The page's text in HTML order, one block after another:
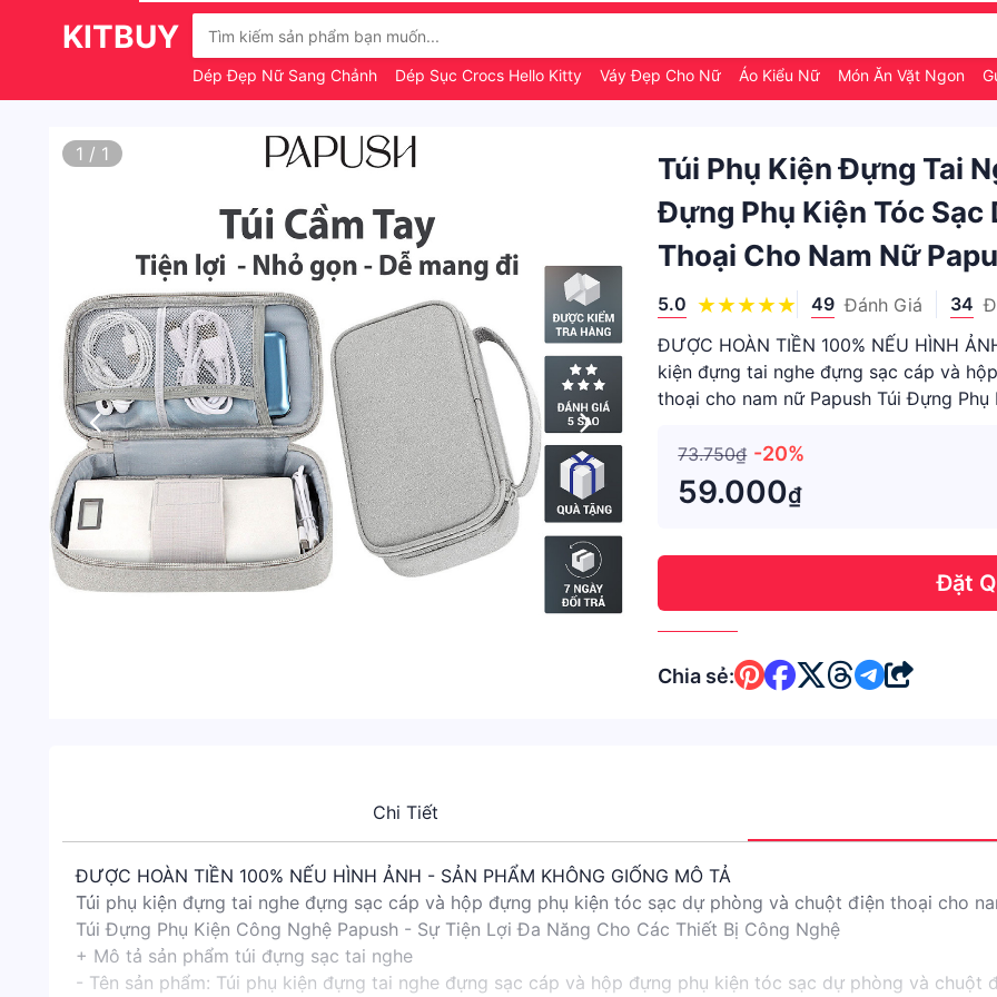
KITBUY
Dép Đẹp Nữ Sang Chảnh Dép Sục Crocs Hello Kitty Váy Đẹp Cho Nữ Áo Kiểu Nữ Món Ăn Vặt Ngon
1 / 1
Túi Phụ Kiện Đựng Tai
Đựng Phụ Kiện Tóc
Thoại Cho Nam Nữ
5.0 49 Đánh Giá 34
ĐƯỢC HOÀN TIỀN 100% NẾU HÌNH
kiện đựng tai nghe đựng sạc cáp và
thoại cho nam nữ Papush Túi Đựng
73.750₫ -20%
59.000₫
Đặt
Chia sẻ:
Chi Tiết
ĐƯỢC HOÀN TIỀN 100% NẾU HÌNH ẢNH - SẢN PHẨM KHÔNG GIỐNG MÔ TẢ
Túi phụ kiện đựng tai nghe đựng sạc cáp và hộp đựng phụ kiện tóc sạc dự phòng và chuột điện thoại cho
Túi Đựng Phụ Kiện Công Nghệ Papush - Sự Tiện Lợi Đa Năng Cho Các Thiết Bị Công Nghệ
+ Mô tả sản phẩm túi đựng sạc tai nghe
- Tên sản phẩm: Túi phụ kiện đựng tai nghe đựng sạc cáp và hộp đựng phụ kiện tóc sạc dự phòng và chuột